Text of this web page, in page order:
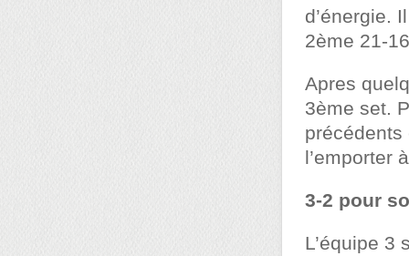
d’énergie.
2ème 21-
Apres
3ème set.
l’emporter
3-2 pour
L’équipe 3